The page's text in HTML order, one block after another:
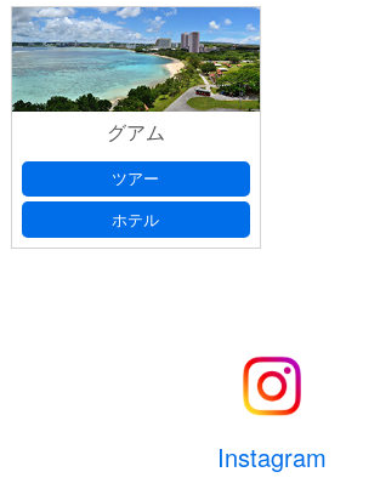
グアム
ツアー
ホテル
Instagram